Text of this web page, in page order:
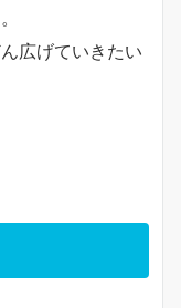
広げていきたい